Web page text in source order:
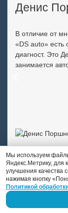
Денис
В отличие от
«DS auto» есть
диагност. Это
занимается
Мы используем
Яндекс.Метрику, для
улучшения качества
нажимая кнопку
Политикой